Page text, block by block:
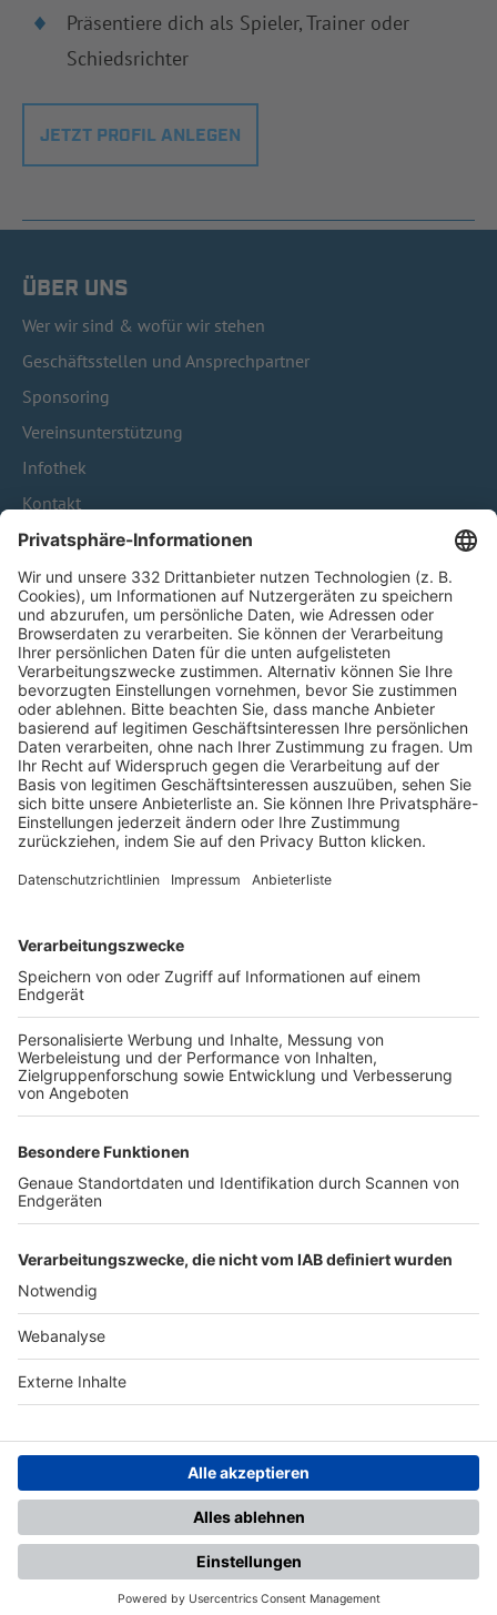
Präsentiere dich als Spieler, Trainer oder
Schiedsrichter
JETZT PROFIL ANLEGEN
ÜBER UNS
Wer wir sind & wofür wir stehen
Geschäftsstellen und Ansprechpartner
Sponsoring
Vereinsunterstützung
Infothek
Kontakt
HÄUFIG BESUCHTE SEITEN
Pässe und Vereinswechsel
Trainerausbildung
Schulungsangebot Vereinsmitarbeiter
BFV-Geschäftsstellen
Trainerbörse
Login SpielPlus
FOLGE DEM BFV
TOP-VEREINE
TOP-PARTNER
Nutzungsbedingungen Datenschutz Impressum